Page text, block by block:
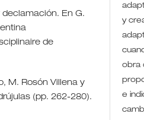
declamación. En G.
de
M. Rosón Villena y
(pp. 262-280).
y
obra
e